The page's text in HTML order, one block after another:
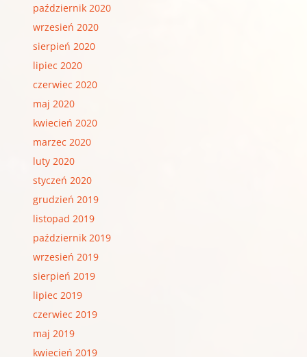
październik 2020
wrzesień 2020
sierpień 2020
lipiec 2020
czerwiec 2020
maj 2020
kwiecień 2020
marzec 2020
luty 2020
styczeń 2020
grudzień 2019
listopad 2019
październik 2019
wrzesień 2019
sierpień 2019
lipiec 2019
czerwiec 2019
maj 2019
kwiecień 2019